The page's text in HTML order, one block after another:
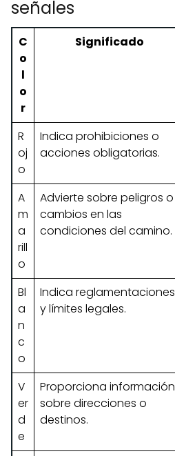
señales
C
o
l
o
r
Significado
R
oj
o
Indica prohibiciones o
acciones obligatorias.
A
m
a
rill
o
Advierte sobre peligros o
cambios en las
condiciones del camino.
Bl
a
n
c
o
Indica reglamentaciones
y límites legales.
V
er
d
e
Proporciona información
sobre direcciones o
destinos.